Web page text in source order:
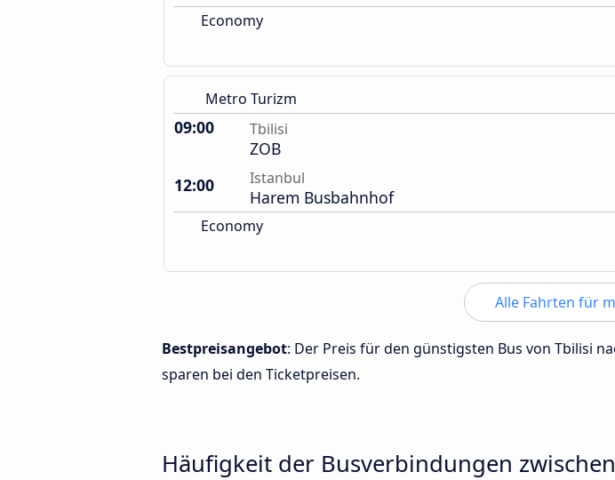
Economy
Metro Turizm
09:00 Tbilisi
ZOB
12:00
Istanbul
Harem Busbahnhof
Economy
Alle Fahrten für
Bestpreisangebot: Der Preis für den günstigsten Bus von Tbilisi
sparen bei den Ticketpreisen.
Häufigkeit der Busverbindungen